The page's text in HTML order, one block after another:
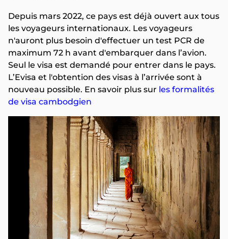
Depuis mars 2022, ce pays est déjà ouvert aux tous
les voyageurs internationaux. Les voyageurs
n'auront plus besoin d'effectuer un test PCR de
maximum 72 h avant d'embarquer dans l’avion.
Seul le visa est demandé pour entrer dans le pays.
L’Evisa et l'obtention des visas à l’arrivée sont à
nouveau possible. En savoir plus sur les formalités
de visa cambodgien